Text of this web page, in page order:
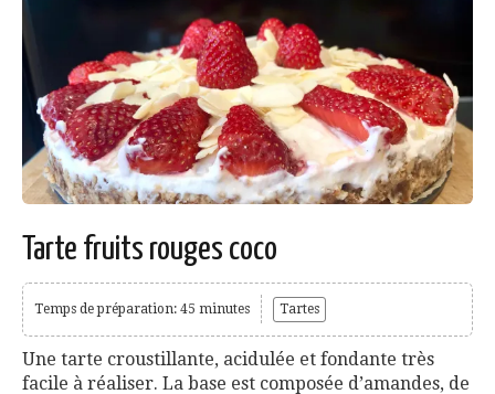
Tarte fruits rouges coco
Temps de préparation: 45 minutes Tartes
Une tarte croustillante, acidulée et fondante très
facile à réaliser. La base est composée d’amandes, de